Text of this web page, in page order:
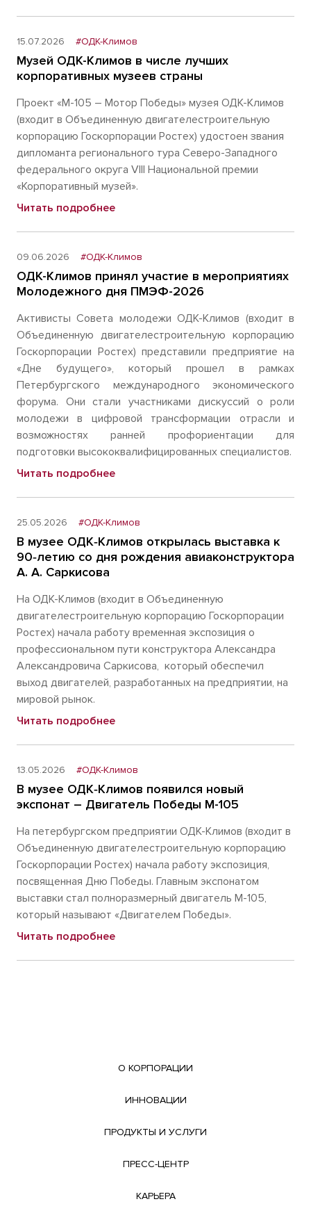
15.07.2026 #ОДК-Климов
Музей ОДК-Климов в числе лучших
корпоративных музеев страны
Проект «М-105 – Мотор Победы» музея ОДК-Климов
(входит в Объединенную двигателестроительную
корпорацию Госкорпорации Ростех) удостоен звания
дипломанта регионального тура Северо-Западного
федерального округа VIII Национальной премии
«Корпоративный музей».
Читать подробнее
09.06.2026 #ОДК-Климов
ОДК-Климов принял участие в мероприятиях
Молодежного дня ПМЭФ-2026
Активисты Совета молодежи ОДК-Климов (входит в
Объединенную двигателестроительную корпорацию
Госкорпорации Ростех) представили предприятие на
«Дне будущего», который прошел в рамках
Петербургского международного экономического
форума. Они стали участниками дискуссий о роли
молодежи в цифровой трансформации отрасли и
возможностях ранней профориентации для
подготовки высококвалифицированных специалистов.
Читать подробнее
25.05.2026 #ОДК-Климов
В музее ОДК‑Климов открылась выставка к
90‑летию со дня рождения авиаконструктора
А. А. Саркисова
На ОДК-Климов (входит в Объединенную
двигателестроительную корпорацию Госкорпорации
Ростех) начала работу временная экспозиция о
профессиональном пути конструктора Александра
Александровича Саркисова, который обеспечил
выход двигателей, разработанных на предприятии, на
мировой рынок.
Читать подробнее
13.05.2026 #ОДК-Климов
В музее ОДК‑Климов появился новый
экспонат – Двигатель Победы М-105
На петербургском предприятии ОДК-Климов (входит в
Объединенную двигателестроительную корпорацию
Госкорпорации Ростех) начала работу экспозиция,
посвященная Дню Победы. Главным экспонатом
выставки стал полноразмерный двигатель М-105,
который называют «Двигателем Победы».
Читать подробнее
О КОРПОРАЦИИ
ИННОВАЦИИ
ПРОДУКТЫ И УСЛУГИ
ПРЕСС-ЦЕНТР
КАРЬЕРА